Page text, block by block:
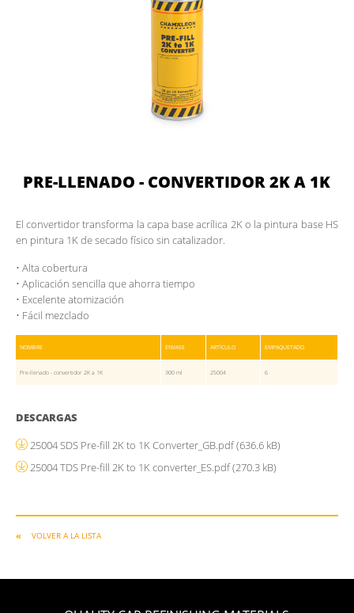
PRE-LLENADO - CONVERTIDOR 2K A 1K
El convertidor transforma la capa base acrílica 2K o la pintura base HS
en pintura 1K de secado físico sin catalizador.
• Alta cobertura
• Aplicación sencilla que ahorra tiempo
• Excelente atomización
• Fácil mezclado
NOMBRE ENVASE ARTÍCULO EMPAQUETADO
Pre-llenado - convertidor 2K a 1K 300 ml 25004 6
DESCARGAS
25004 SDS Pre-fill 2K to 1K Converter_GB.pdf(636.6 kB)
25004 TDS Pre-fill 2K to 1K converter_ES.pdf(270.3 kB)
VOLVER A LA LISTA
CATÁLOGO DIGITAL